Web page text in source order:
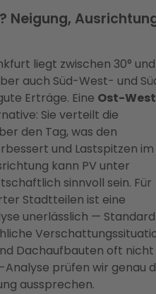
Neigung,
liegt zwischen 30°
auch Süd-West- und
Erträge. Eine Ost-
Sie verteilt die
den Tag, was den
und Lastspitzen
kann PV unter
sinnvoll sein. Für
Stadtteilen ist eine
unerlässlich —
Dachaufbauten oft nicht
prüfen wir genau
aussprechen.